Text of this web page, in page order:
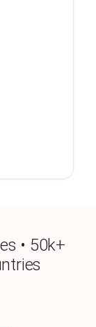
• 50k+